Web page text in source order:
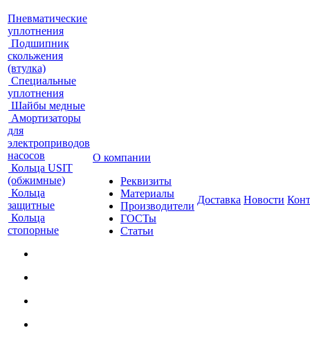
Пневматические
уплотнения
Подшипник
скольжения
(втулка)
Специальные
уплотнения
Шайбы медные
Амортизаторы
для
электроприводов
насосов
Кольца USIT
(обжимные)
Кольца
защитные
Кольца
стопорные
О компании
Реквизиты
Материалы
Производители
ГОСТы
Статьи
Доставка Новости